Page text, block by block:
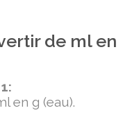
de ml en
en g (eau).